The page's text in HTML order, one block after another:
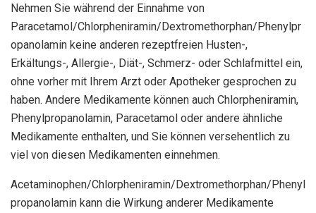
Nehmen Sie während der Einnahme von
Paracetamol/Chlorpheniramin/Dextromethorphan/Phenylpr
opanolamin keine anderen rezeptfreien Husten-,
Erkältungs-, Allergie-, Diät-, Schmerz- oder Schlafmittel ein,
ohne vorher mit Ihrem Arzt oder Apotheker gesprochen zu
haben. Andere Medikamente können auch Chlorpheniramin,
Phenylpropanolamin, Paracetamol oder andere ähnliche
Medikamente enthalten, und Sie können versehentlich zu
viel von diesen Medikamenten einnehmen.
Acetaminophen/Chlorpheniramin/Dextromethorphan/Phenyl
propanolamin kann die Wirkung anderer Medikamente